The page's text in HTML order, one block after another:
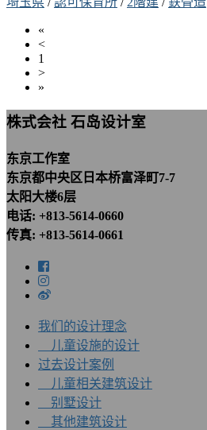
«
<
1
>
»
株式会社 石岛设计室
东京工作室
东京都中央区日本桥富泽町7-7
太阳大楼6层
电话: +813-5614-0660
传真: +813-5614-0661
我们的设计理念
儿童设施的设计
过去设计案例
儿童相关建筑设计
别墅设计
其他建筑设计